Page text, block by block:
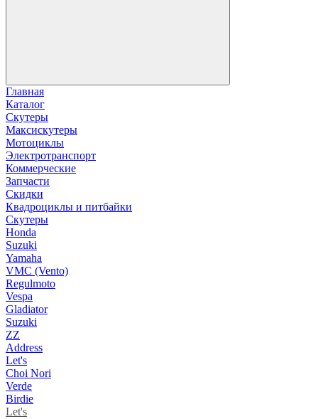
Главная
Каталог
Скутеры
Максискутеры
Мотоциклы
Электротранспорт
Коммерческие
Запчасти
Скидки
Квадроциклы и питбайки
Скутеры
Honda
Suzuki
Yamaha
VMC (Vento)
Regulmoto
Vespa
Gladiator
Suzuki
ZZ
Address
Let's
Choi Nori
Verde
Birdie
Let's